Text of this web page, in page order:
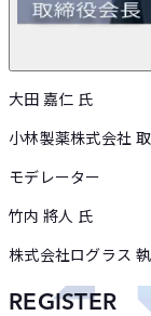
大田 嘉仁 氏
小林製薬株式会社
モデレーター
竹内 將人 氏
株式会社ログラス
REGISTER